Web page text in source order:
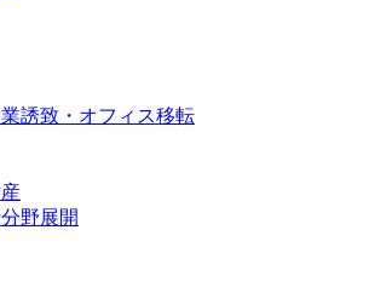
誘致・オフィス移転
野展開